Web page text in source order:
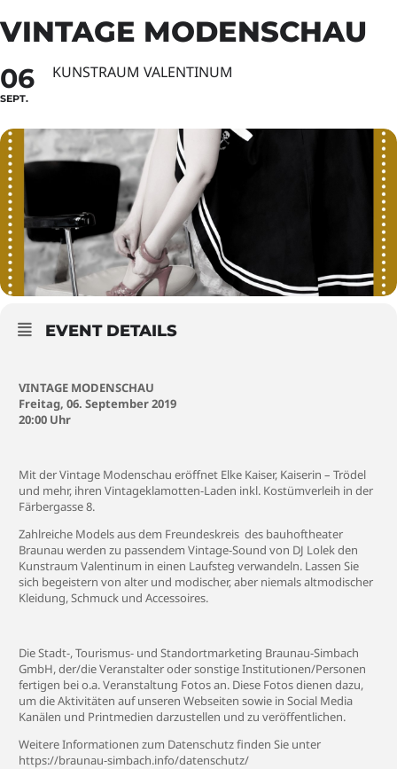
VINTAGE MODENSCHAU
06
SEPT.
KUNSTRAUM VALENTINUM
EVENT DETAILS
VINTAGE MODENSCHAU
Freitag, 06. September 2019
20:00 Uhr
Mit der Vintage Modenschau eröffnet Elke Kaiser, Kaiserin – Trödel
und mehr, ihren Vintageklamotten-Laden inkl. Kostümverleih in der
Färbergasse 8.
Zahlreiche Models aus dem Freundeskreis des bauhoftheater
Braunau werden zu passendem Vintage-Sound von DJ Lolek den
Kunstraum Valentinum in einen Laufsteg verwandeln. Lassen Sie
sich begeistern von alter und modischer, aber niemals altmodischer
Kleidung, Schmuck und Accessoires.
Die Stadt-, Tourismus- und Standortmarketing Braunau-Simbach
GmbH, der/die Veranstalter oder sonstige Institutionen/Personen
fertigen bei o.a. Veranstaltung Fotos an. Diese Fotos dienen dazu,
um die Aktivitäten auf unseren Webseiten sowie in Social Media
Kanälen und Printmedien darzustellen und zu veröffentlichen.
Weitere Informationen zum Datenschutz finden Sie unter
https://braunau-simbach.info/datenschutz/